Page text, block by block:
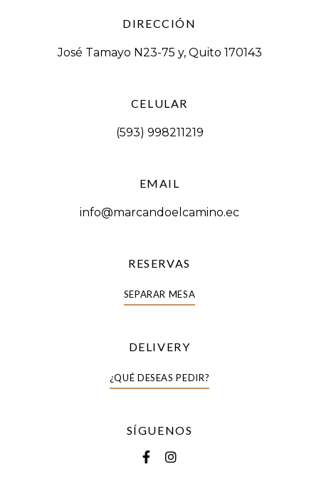
DIRECCIÓN
José Tamayo N23-75 y, Quito 170143
CELULAR
(593) 998211219
EMAIL
info@marcandoelcamino.ec
RESERVAS
SEPARAR MESA
DELIVERY
¿QUÉ DESEAS PEDIR?
SÍGUENOS